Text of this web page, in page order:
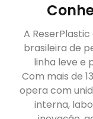
A
brasileira de
linha leve e
Com mais de
opera com
interna,